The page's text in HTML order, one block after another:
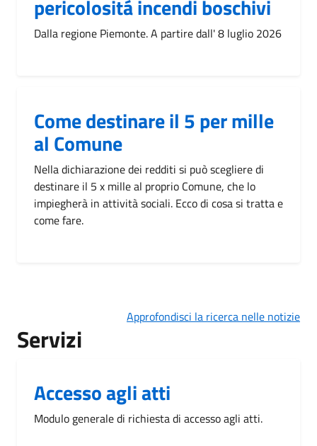
pericolositá incendi boschivi
Dalla regione Piemonte. A partire dall' 8 luglio 2026
Come destinare il 5 per mille
al Comune
Nella dichiarazione dei redditi si può scegliere di
destinare il 5 x mille al proprio Comune, che lo
impiegherà in attività sociali. Ecco di cosa si tratta e
come fare.
Approfondisci la ricerca nelle notizie
Servizi
Accesso agli atti
Modulo generale di richiesta di accesso agli atti.